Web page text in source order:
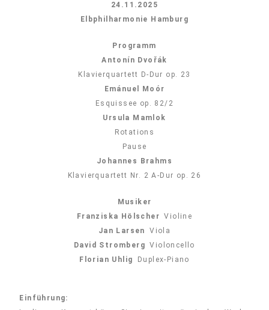
24.11.2025
Elbphilharmonie Hamburg
Programm
Antonín Dvořák
Klavierquartett D-Dur op. 23
Emánuel Moór
Esquissee op. 82/2
Ursula Mamlok
Rotations
Pause
Johannes Brahms
Klavierquartett Nr. 2 A-Dur op. 26
Musiker
Franziska Hölscher Violine
Jan Larsen
Viola
David Stromberg Violoncello
Florian Uhlig
Duplex-Piano
Einführung: